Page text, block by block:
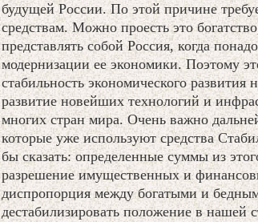
будущей России. По этой причине
средствам. Можно проесть это
представлять собой Россия, когда
модернизации ее экономики. Поэтому
стабильность экономического
развитие новейших технологий и
многих стран мира. Очень важно
которые уже используют средства
бы сказать: определенные суммы из
разрешение имущественных и
диспропорция между богатыми и
дестабилизировать положение в нашей